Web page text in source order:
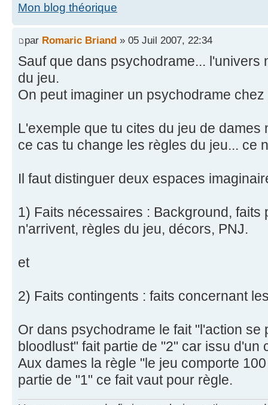
Mon blog théorique
par Romaric Briand » 05 Juil 2007, 22:34
Sauf que dans psychodrame... l'univers
du jeu.
On peut imaginer un psychodrame
L'exemple que tu cites du jeu de
ce cas tu change les règles du jeu... ce
Il faut distinguer deux espaces
1) Faits nécessaires : Background, faits
n'arrivent, règles du jeu, décors, PNJ.
et
2) Faits contingents : faits concernant
Or dans psychodrame le fait "l'action se
bloodlust" fait partie de "2" car issu d'un
Aux dames la règle "le jeu comporte
partie de "1" ce fait vaut pour règle.